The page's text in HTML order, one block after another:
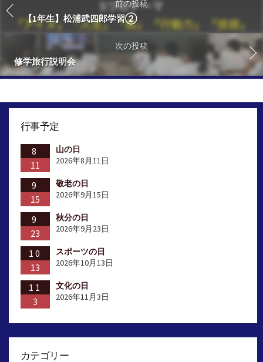
前の投稿
【1年生】松浦武四郎学習②
次の投稿
修学旅行説明会
行事予定
8
11
山の日
2026年8月11日
9
15
敬老の日
2026年9月15日
9
23
秋分の日
2026年9月23日
10
13
スポーツの日
2026年10月13日
11
3
文化の日
2026年11月3日
カテゴリー